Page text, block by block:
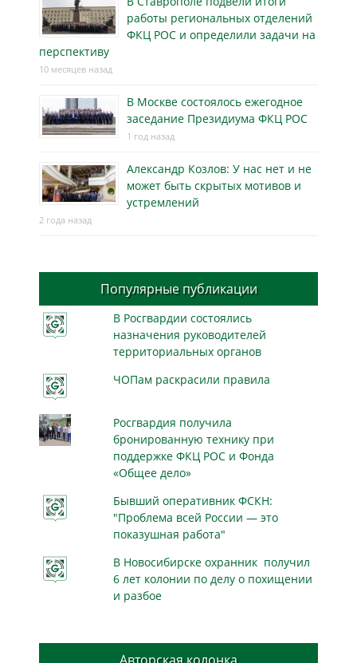
работы региональных отделений
ФКЦ РОС и определили задачи на
перспективу
10 месяцев назад
В Москве состоялось ежегодное
заседание Президиума ФКЦ РОС
1 год назад
Александр Козлов: У нас нет и не
может быть скрытых мотивов и
устремлений
2 года назад
Популярные публикации
В Росгвардии состоялись
назначения руководителей
территориальных органов
ЧОПам раскрасили правила
Росгвардия получила
бронированную технику при
поддержке ФКЦ РОС и Фонда
«Общее дело»
Бывший оперативник ФСКН:
"Проблема всей России — это
показушная работа"
В Новосибирске охранник получил
6 лет колонии по делу о похищении
и разбое